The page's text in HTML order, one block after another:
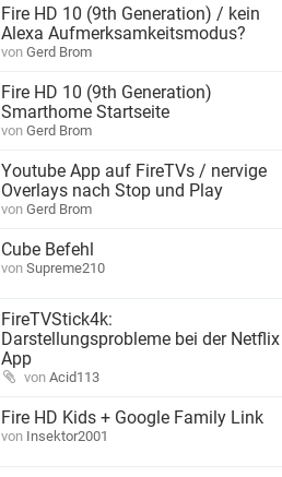
Fire HD 10 (9th Generation) / kein
Alexa Aufmerksamkeitsmodus?
von Gerd Brom
Fire HD 10 (9th Generation)
Smarthome Startseite
von Gerd Brom
Youtube App auf FireTVs / nervige
Overlays nach Stop und Play
von Gerd Brom
Cube Befehl
von Supreme210
FireTVStick4k:
Darstellungsprobleme bei der Netflix
App
von Acid113
Fire HD Kids + Google Family Link
von Insektor2001